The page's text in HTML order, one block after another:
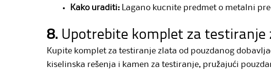
Kako uraditi: Lagano kucnite predmet o metalni
8. Upotrebite komplet za testiranje
Kupite komplet za testiranje zlata od pouzdanog
kiselinska rešenja i kamen za testiranje, pružajući